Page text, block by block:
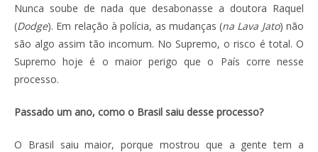
Nunca soube de nada que desabonasse a doutora Raquel
(Dodge). Em relação à polícia, as mudanças (na Lava Jato) não
são algo assim tão incomum. No Supremo, o risco é total. O
Supremo hoje é o maior perigo que o País corre nesse
processo.
Passado um ano, como o Brasil saiu desse processo?
O Brasil saiu maior, porque mostrou que a gente tem a